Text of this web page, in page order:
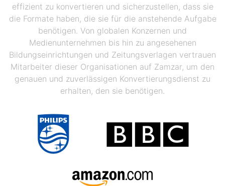
effizient zu konvertieren und sicherzustellen, dass sie
die Formate haben, die sie für die anstehende Aufgabe
benötigen. Von globalen Konzernen und
Medienunternehmen bis hin zu angesehenen
Bildungseinrichtungen und Zeitungsverlagen vertrauen
Mitarbeiter dieser Organisationen auf Zamzar, um den
genauen und zuverlässigen Konvertierungsdienst zu
erhalten, den sie benötigen.